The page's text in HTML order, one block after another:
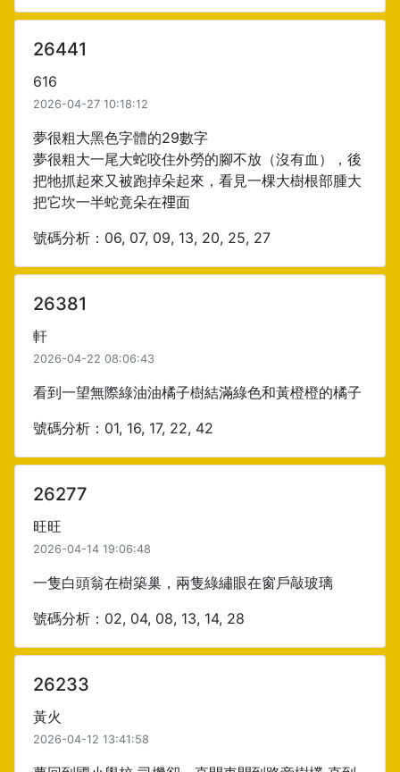
26441
616
2026-04-27 10:18:12
夢很粗大黑色字體的29數字
夢很粗大一尾大蛇咬住外勞的腳不放（沒有血），後
把牠抓起來又被跑掉朵起來，看見一棵大樹根部腫大
把它坎一半蛇竟朵在𥚃面
號碼分析：06, 07, 09, 13, 20, 25, 27
26381
軒
2026-04-22 08:06:43
看到一望無際綠油油橘子樹結滿綠色和黃橙橙的橘子
號碼分析：01, 16, 17, 22, 42
26277
旺旺
2026-04-14 19:06:48
一隻白頭翁在樹築巢，兩隻綠繡眼在窗戶敲玻璃
號碼分析：02, 04, 08, 13, 14, 28
26233
黃火
2026-04-12 13:41:58